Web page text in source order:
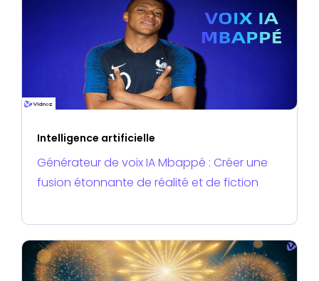
Intelligence artificielle
Générateur de voix IA Mbappé : Créer une
fusion étonnante de réalité et de fiction